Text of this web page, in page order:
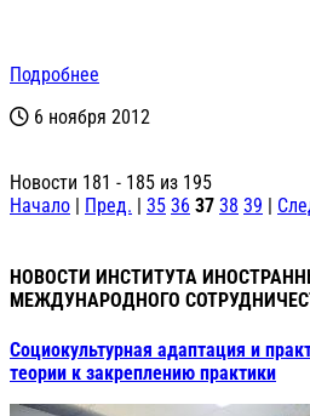
Подробнее
6 ноября 2012
Новости 181 - 185 из 195
Начало | Пред. | 35 36 37 38 39 |
НОВОСТИ ИНСТИТУТА
МЕЖДУНАРОДНОГО
Социокультурная адаптация и
теории к закреплению практики